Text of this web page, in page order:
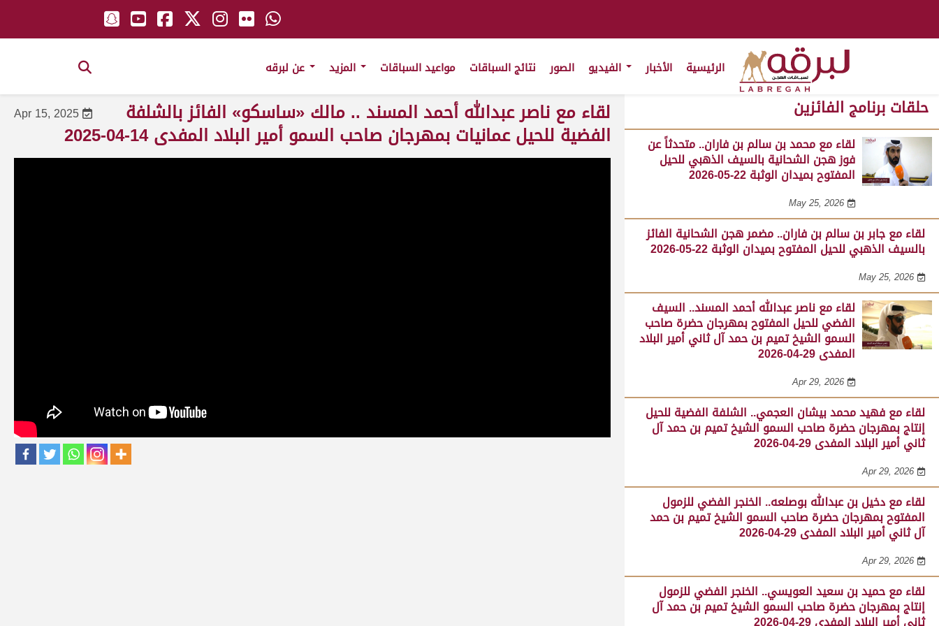
الرئيسية الأخبار الصور نتائج السباقات مواعيد السباقات
حلقات برنامج الفائزين
لقاء مع محمد بن سالم بن فاران.. متحدثاً عن
فوز هجن الشحانية بالسيف الذهبي للحيل
المفتوح بميدان الوثبة 22-05-2026
May 25, 2026
لقاء مع جابر بن سالم بن فاران.. مضمر هجن الشحانية الفائز
بالسيف الذهبي للحيل المفتوح بميدان الوثبة 22-05-2026
May 25, 2026
لقاء مع ناصر عبدالله أحمد المسند.. السيف
الفضي للحيل المفتوح بمهرجان حضرة صاحب
السمو الشيخ تميم بن حمد آل ثاني أمير البلاد
المفدى 29-04-2026
Apr 29, 2026
لقاء مع فهيد محمد بيشان العجمي.. الشلفة الفضية للحيل
إنتاج بمهرجان حضرة صاحب السمو الشيخ تميم بن حمد آل
ثاني أمير البلاد المفدى 29-04-2026
Apr 29, 2026
لقاء مع دخيل بن عبدالله بوصلعه.. الخنجر الفضي للزمول
المفتوح بمهرجان حضرة صاحب السمو الشيخ تميم بن حمد
آل ثاني أمير البلاد المفدى 29-04-2026
Apr 29, 2026
لقاء مع حميد بن سعيد العويسي.. الخنجر الفضي للزمول
إنتاج بمهرجان حضرة صاحب السمو الشيخ تميم بن حمد آل
Apr 15, 2025 لقاء مع ناصر عبدالله أحمد المسند .. مالك «ساسكو» الفائز بالشلفة
الفضية للحيل عمانيات بمهرجان صاحب السمو أمير البلاد المفدى 14-04-2025